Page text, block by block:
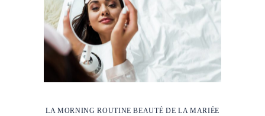
LA MORNING ROUTINE BEAUTÉ DE LA MARIÉE